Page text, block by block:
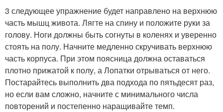
3 следующее упражнение будет направлено на верхнюю
часть мышц живота. Лягте на спину и положите руки за
голову. Ноги должны быть согнуты в коленях и уверенно
стоять на полу. Начните медленно скручивать верхнюю
часть корпуса. При этом поясница должна оставаться
плотно прижатой к полу, а Лопатки отрываться от него.
Постарайтесь выполнить два подхода по пятьдесят раз,
но если вам сложно, начните с минимального числа
повторений и постепенно наращивайте темп.